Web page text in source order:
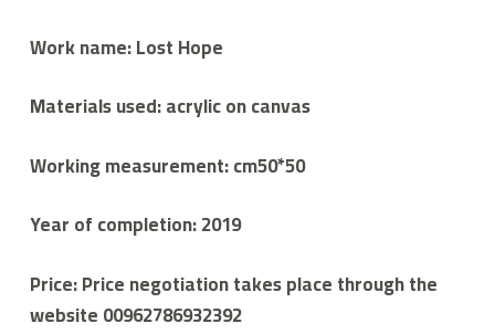
Work name: Lost Hope
Materials used: acrylic on canvas
Working measurement: cm50*50
Year of completion: 2019
Price: Price negotiation takes place through the
website 00962786932392